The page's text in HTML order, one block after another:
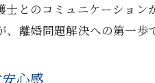
士とのコミュニケーショ
離婚問題解決への第一歩
心感